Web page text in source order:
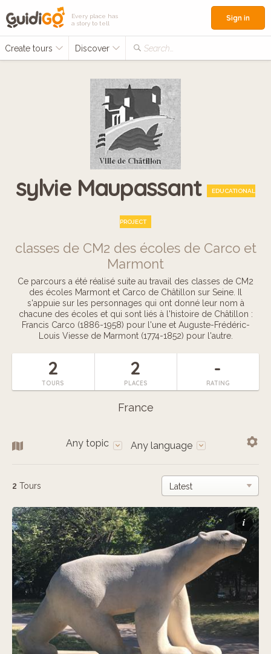
Every place has
a story to tell
Create tours Discover Search...
Sign in
sylvie Maupassant EDUCATIONAL
PROJECT
classes de CM2 des écoles de Carco et
Marmont
Ce parcours a été réalisé suite au travail des classes de CM2
des écoles Marmont et Carco de Châtillon sur Seine. Il
s'appuie sur les personnages qui ont donné leur nom à
chacune des écoles et qui sont liés à l'histoire de Châtillon :
Francis Carco (1886-1958) pour l'une et Auguste-Frédéric-
Louis Viesse de Marmont (1774-1852) pour l'autre.
2
TOURS
2
PLACES
-
RATING
France
Any topic Any language
2 Tours
i